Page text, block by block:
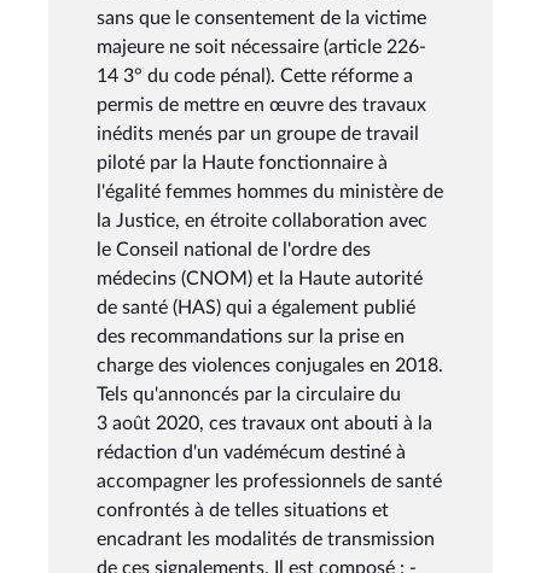
sans que le consentement de la victime
majeure ne soit nécessaire (article 226-
14 3° du code pénal). Cette réforme a
permis de mettre en œuvre des travaux
inédits menés par un groupe de travail
piloté par la Haute fonctionnaire à
l'égalité femmes hommes du ministère de
la Justice, en étroite collaboration avec
le Conseil national de l'ordre des
médecins (CNOM) et la Haute autorité
de santé (HAS) qui a également publié
des recommandations sur la prise en
charge des violences conjugales en 2018.
Tels qu'annoncés par la circulaire du
3 août 2020, ces travaux ont abouti à la
rédaction d'un vadémécum destiné à
accompagner les professionnels de santé
confrontés à de telles situations et
encadrant les modalités de transmission
de ces signalements. Il est composé : -